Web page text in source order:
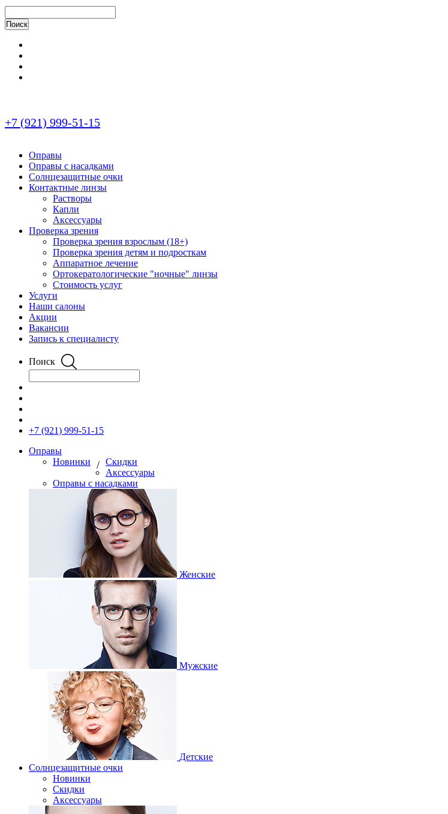
+7 (921) 999-51-15
Оправы
Оправы с насадками
Солнцезащитные очки
Контактные линзы
Растворы
Капли
Аксессуары
Проверка зрения
Проверка зрения взрослым (18+)
Проверка зрения детям и подросткам
Аппаратное лечение
Ортокератологические "ночные" линзы
Стоимость услуг
Услуги
Наши салоны
Акции
Вакансии
Запись к специалисту
Поиск
+7 (921) 999-51-15
Оправы
Новинки
/ Скидки
Аксессуары
Оправы с насадками
Женские
Мужские
Детские
Солнцезащитные очки
Новинки
Скидки
Аксессуары